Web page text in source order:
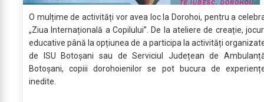
O mulțime de activități vor avea loc la Dorohoi, pentru a
„Ziua Internațională a Copilului’’. De la ateliere de creație,
educative până la opțiunea de a participa la activități
de ISU Botoșani sau de Serviciul Județean de
Botoșani, copiii dorohoienilor se pot bucura de
inedite.